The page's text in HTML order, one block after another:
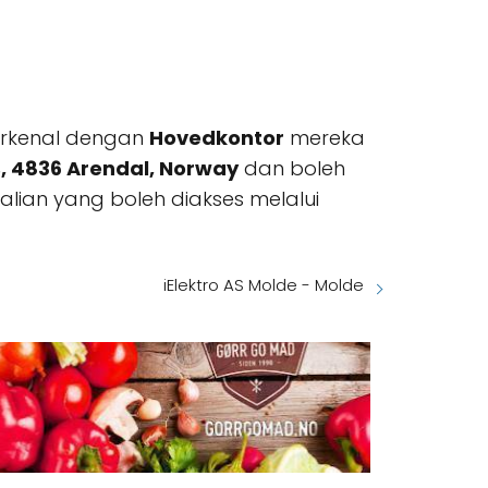
dengan Hovedkontor mereka
4836 Arendal, Norwaydan boleh
yang boleh diakses melalui
iElektro AS Molde - Molde